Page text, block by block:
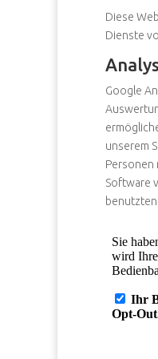
Diese
Dienste
Google
unserem
Personen
Software